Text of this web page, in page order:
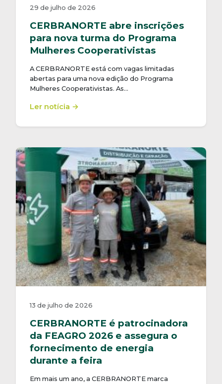
29 de julho de 2026
CERBRANORTE abre inscrições
para nova turma do Programa
Mulheres Cooperativistas
A CERBRANORTE está com vagas limitadas
abertas para uma nova edição do Programa
Mulheres Cooperativistas. As…
Ler notícia →
13 de julho de 2026
CERBRANORTE é patrocinadora
da FEAGRO 2026 e assegura o
fornecimento de energia
durante a feira
Em mais um ano, a CERBRANORTE marca